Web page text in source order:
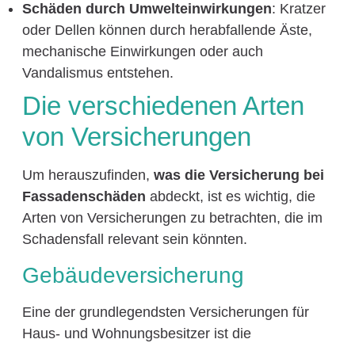
Schäden durch Umwelteinwirkungen: Kratzer
oder Dellen können durch herabfallende Äste,
mechanische Einwirkungen oder auch
Vandalismus entstehen.
Die verschiedenen Arten
von Versicherungen
Um herauszufinden, was die Versicherung bei
Fassadenschäden abdeckt, ist es wichtig, die
Arten von Versicherungen zu betrachten, die im
Schadensfall relevant sein könnten.
Gebäudeversicherung
Eine der grundlegendsten Versicherungen für
Haus- und Wohnungsbesitzer ist die